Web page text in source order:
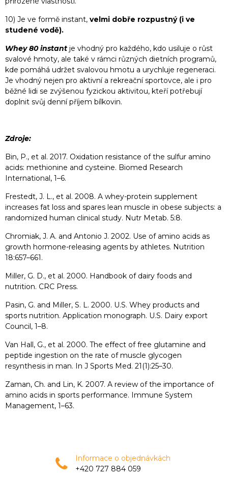
10) Je ve formě instant, velmi dobře rozpustný (i ve
studené vodě).
Whey 80 instant je vhodný pro každého, kdo usiluje o růst
svalové hmoty, ale také v rámci různých dietních programů,
kde pomáhá udržet svalovou hmotu a urychluje regeneraci.
Je vhodný nejen pro aktivní a rekreační sportovce, ale i pro
běžné lidi se zvýšenou fyzickou aktivitou, kteří potřebují
doplnit svůj denní příjem bílkovin.
Zdroje:
Bin, P., et al. 2017. Oxidation resistance of the sulfur amino
acids: methionine and cysteine. Biomed Research
International, 1–6.
Frestedt, J. L., et al. 2008. A whey-protein supplement
increases fat loss and spares lean muscle in obese subjects: a
randomized human clinical study. Nutr Metab. 5:8.
Chromiak, J. A. and Antonio J. 2002. Use of amino acids as
growth hormone-releasing agents by athletes. Nutrition
18:657–661.
Miller, G. D., et al. 2000. Handbook of dairy foods and
nutrition. CRC Press.
Pasin, G. and Miller, S. L. 2000. U.S. Whey products and
sports nutrition. Application monograph. U.S. Dairy export
Council, 1–8.
Van Hall, G., et al. 2000. The effect of free glutamine and
peptide ingestion on the rate of muscle glycogen
resynthesis in man. In J Sports Med. 21(1):25–30.
Zaman, Ch. and Lin, K. 2007. A review of the importance of
amino acids in sports performance. Immune System
Management, 1–63.
Informace o objednávkách
+420 727 884 059